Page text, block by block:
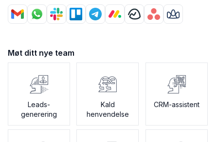
Møt ditt nye team
Leads-
generering
Kald
henvendelse
CRM-assistent